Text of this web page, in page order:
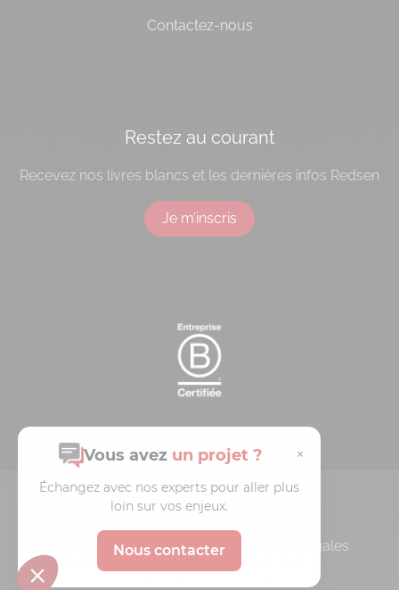
Contactez-nous
Restez au courant
Recevez nos livres blancs et les dernières infos Redsen
Je m’inscris
© 2026 Redsen
Politique de confidentialité
Mentions Légales
CGV
Vous avez un projet ? ×
Échangez avec nos experts pour aller plus
loin sur vos enjeux.
Nous contacter